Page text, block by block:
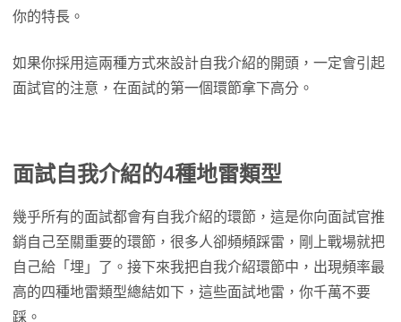
你的特長。
如果你採用這兩種方式來設計自我介紹的開頭，一定會引起
面試官的注意，在面試的第一個環節拿下高分。
面試自我介紹的4種地雷類型
幾乎所有的面試都會有自我介紹的環節，這是你向面試官推
銷自己至關重要的環節，很多人卻頻頻踩雷，剛上戰場就把
自己給「埋」了。接下來我把自我介紹環節中，出現頻率最
高的四種地雷類型總結如下，這些面試地雷，你千萬不要
踩。